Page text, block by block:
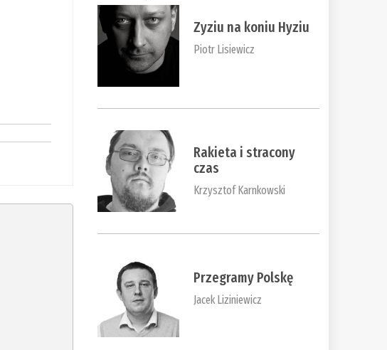
Zyziu na koniu Hyziu
Piotr Lisiewicz
Rakieta i stracony
czas
Krzysztof Karnkowski
Przegramy Polskę
Jacek Liziniewicz